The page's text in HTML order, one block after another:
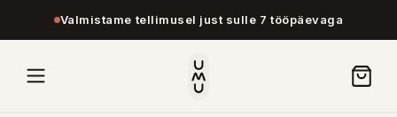
Valmistame tellimusel just sulle 7 tööpäevaga